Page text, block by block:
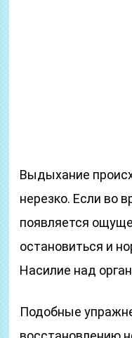
Выдыхание
нерезко. Если во
появляется
остановиться и
Насилие над
Подобные